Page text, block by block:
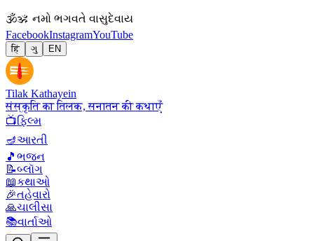
🕉ॐ નમો ભગવતે વાસુદેવાય
FacebookInstagramYouTube
हिं ગુ EN
Tilak Kathayein
संस्कृति का तिलक, सनातन की कथाएँ
📺ફિલ્મ
🪔આરતી
🎵 ભજન
📝બ્લૉગ
📖કથાઓ
🎉તહેવારો
🙏ચાલીસા
📚વાર્તાઓ